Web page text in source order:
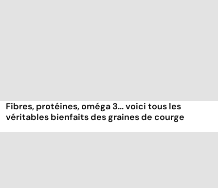
Fibres, protéines, oméga 3... voici tous les
véritables bienfaits des graines de courge